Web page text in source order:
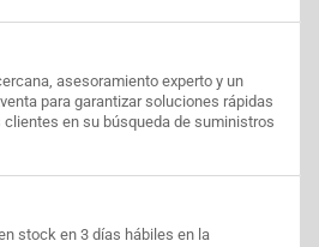
asesoramiento experto y un
para garantizar soluciones rápidas
en su búsqueda de suministros
stock en 3 días hábiles en la